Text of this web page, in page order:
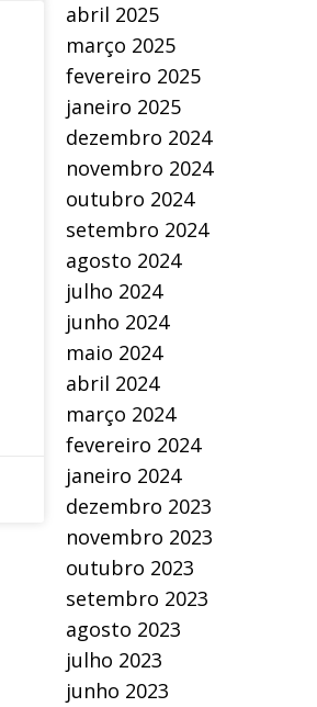
abril 2025
março 2025
fevereiro 2025
janeiro 2025
dezembro 2024
novembro 2024
outubro 2024
setembro 2024
agosto 2024
julho 2024
junho 2024
maio 2024
abril 2024
março 2024
fevereiro 2024
janeiro 2024
dezembro 2023
novembro 2023
outubro 2023
setembro 2023
agosto 2023
julho 2023
junho 2023